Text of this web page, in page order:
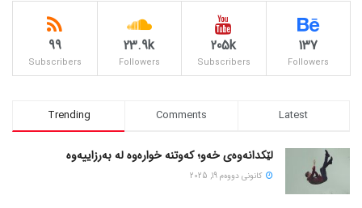
137
Followers
205k
Subscribers
23.9k
Followers
99
Subscribers
Trending Comments Latest
لێکدانەوەی خەو؛ کەوتنە خوارەوە لە بەرزاییەوە
كانونی دووه‌م 19, 2025